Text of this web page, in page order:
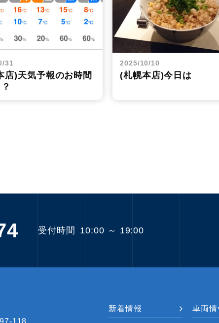
31
店)天気予報のお時間
2025/10/10
(札幌本店)今日は
受付時間 10:00 ～ 19:00
新着情報 車両情